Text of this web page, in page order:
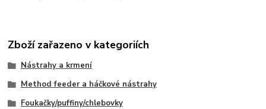
Zboží zařazeno v kategoriích
Nástrahy a krmení
Method feeder a háčkové nástrahy
Foukačky/puffiny/chlebovky